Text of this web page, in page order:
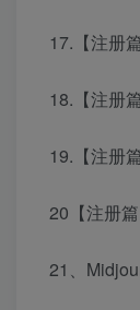
17.【注册
18.【注册
19.【注册
20【注册
21、